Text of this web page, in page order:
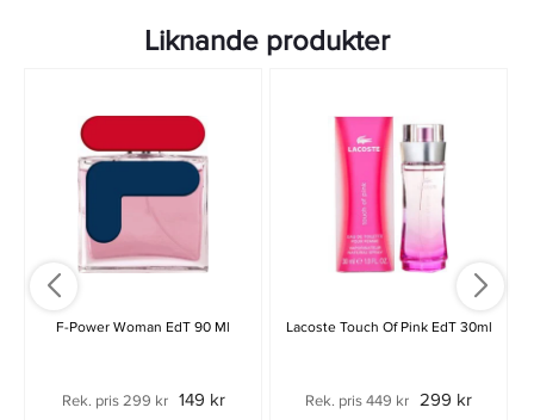
Liknande produkter
F-Power Woman EdT 90 Ml
Rek. pris 299 kr 149 kr
Lacoste Touch Of Pink EdT 30ml
Rek. pris 449 kr 299 kr